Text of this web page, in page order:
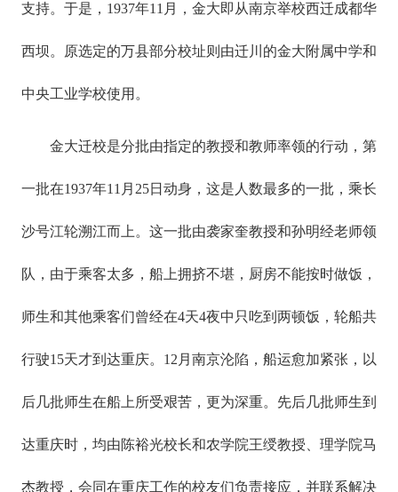
支持。于是，1937年11月，金大即从南京举校西迁成都华
西坝。原选定的万县部分校址则由迁川的金大附属中学和
中央工业学校使用。
金大迁校是分批由指定的教授和教师率领的行动，第
一批在1937年11月25日动身，这是人数最多的一批，乘长
沙号江轮溯江而上。这一批由袭家奎教授和孙明经老师领
队，由于乘客太多，船上拥挤不堪，厨房不能按时做饭，
师生和其他乘客们曾经在4天4夜中只吃到两顿饭，轮船共
行驶15天才到达重庆。12月南京沦陷，船运愈加紧张，以
后几批师生在船上所受艰苦，更为深重。先后几批师生到
达重庆时，均由陈裕光校长和农学院王绶教授、理学院马
杰教授，会同在重庆工作的校友们负责接应，并联系解决